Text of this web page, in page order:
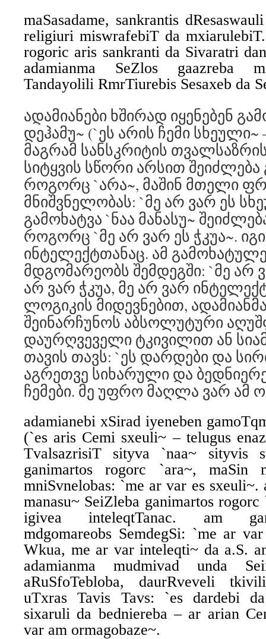
maSasadame, sankrantis
religiuri miswrafebiT da
rogoric aris sankranti da Sivaratri
adamianma SeZlos gaazreba
Tandayolili RmrTiurebis Sesaxeb da
ადამიანები ხშირად იყენებენ
დეჰამუ~ (`ეს არის ჩემი
მაგრამ სანსკრიტის
სიტყვის სწორი არსით
როგორც `არა~, მაშინ მთელი
მნიშვნელობას: `მე არ ვარ ეს
გამოხატვა `ნაა მანასუ~
როგორც `მე არ ვარ ეს ჭკუა~.
ინტელექტთანაც. ამ
მდგომარეობს შემდეგში: `მე არ
არ ვარ ჭკუა, მე არ ვარ
ლოგიკის მიდევნებით,
შეინარჩუნოს აბსოლუტური
დაურღვეველი ტკივილით ან
თავის თავს: `ეს დარდები და
აგრეთვე სიხარული და
ჩემები. მე უფრო მაღლა ვარ ამ
adamianebi xSirad iyeneben
(`es aris Cemi sxeuli~ – telugus
TvalsazrisiT sityva `naa~ sityvis
ganimartos rogorc `ara~, maSin
mniSvnelobas: `me ar var es sxeuli~.
manasu~ SeiZleba ganimartos
igivea inteleqtTanac. am
mdgomareobs SemdegSi: `me ar
Wkua, me ar var inteleqti~ da a.S.
adamianma mudmivad unda
aRuSfoTebloba, daurRveveli
uTxras Tavis Tavs: `es dardebi
sixaruli da bedniereba – ar arian
var am ormagobaze~.